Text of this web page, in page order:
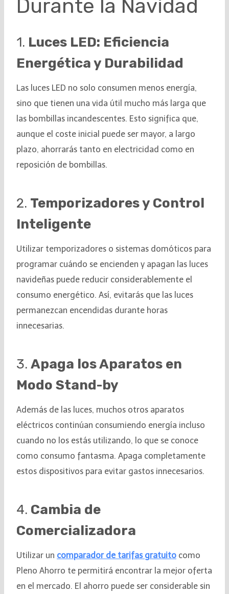
Durante la Navidad
1. Luces LED: Eficiencia
Energética y Durabilidad
Las luces LED no solo consumen menos energía,
sino que tienen una vida útil mucho más larga que
las bombillas incandescentes. Esto significa que,
aunque el coste inicial puede ser mayor, a largo
plazo, ahorrarás tanto en electricidad como en
reposición de bombillas.
2. Temporizadores y Control
Inteligente
Utilizar temporizadores o sistemas domóticos para
programar cuándo se encienden y apagan las luces
navideñas puede reducir considerablemente el
consumo energético. Así, evitarás que las luces
permanezcan encendidas durante horas
innecesarias.
3. Apaga los Aparatos en
Modo Stand-by
Además de las luces, muchos otros aparatos
eléctricos continúan consumiendo energía incluso
cuando no los estás utilizando, lo que se conoce
como consumo fantasma. Apaga completamente
estos dispositivos para evitar gastos innecesarios.
4. Cambia de
Comercializadora
Utilizar un comparador de tarifas gratuito como
Pleno Ahorro te permitirá encontrar la mejor oferta
en el mercado. El ahorro puede ser considerable sin